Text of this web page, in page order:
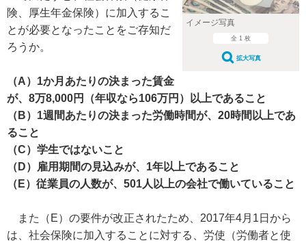
イメージ写真
全 1 枚
拡大写真
険、厚生年金保険）に加入するこ
とが必要となったことをご存知だ
ろうか。
（A）1か月あたりの決まった賃金
が、8万8,000円（年収なら106万円）以上であること
（B）1週間あたりの決まった労働時間が、20時間以上であ
ること
（C）学生ではないこと
（D）雇用期間の見込みが、1年以上であること
（E）従業員の人数が、501人以上の会社で働いていること
また（E）の要件が改正されたため、2017年4月1日から
は、社会保険に加入することに対する、労使（労働者と使